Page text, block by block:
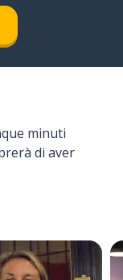
minuti
di aver